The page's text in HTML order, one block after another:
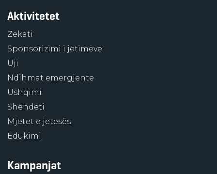
Aktivitetet
Zekati
Sponsorizimi i jetimëve
Uji
Ndihmat emergjente
Ushqimi
Shëndeti
Mjetet e jetesës
Edukimi
Kampanjat